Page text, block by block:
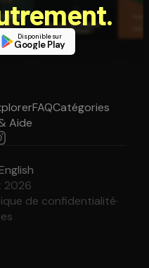
Disponible sur
Google Play
FAQCatégories
Aide
2026
de confidentialité·